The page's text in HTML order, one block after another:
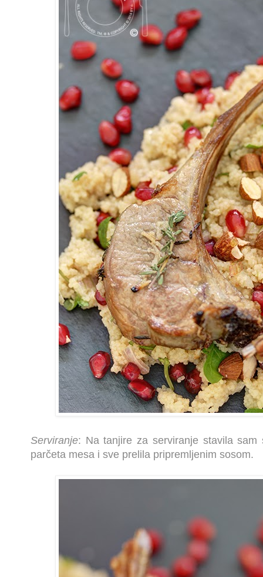
Serviranje: Na tanjire za serviranje stavila
parčeta mesa i sve prelila pripremljenim sosom.